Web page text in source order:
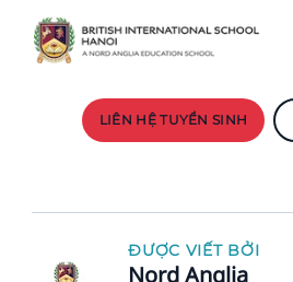
LIÊN HỆ TUYỂN SINH
ĐƯỢC VIẾT BỞI
Nord Anglia